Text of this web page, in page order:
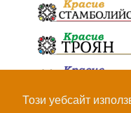
Този уебсайт
активни граждане
Честване Апостол
Пожар летни